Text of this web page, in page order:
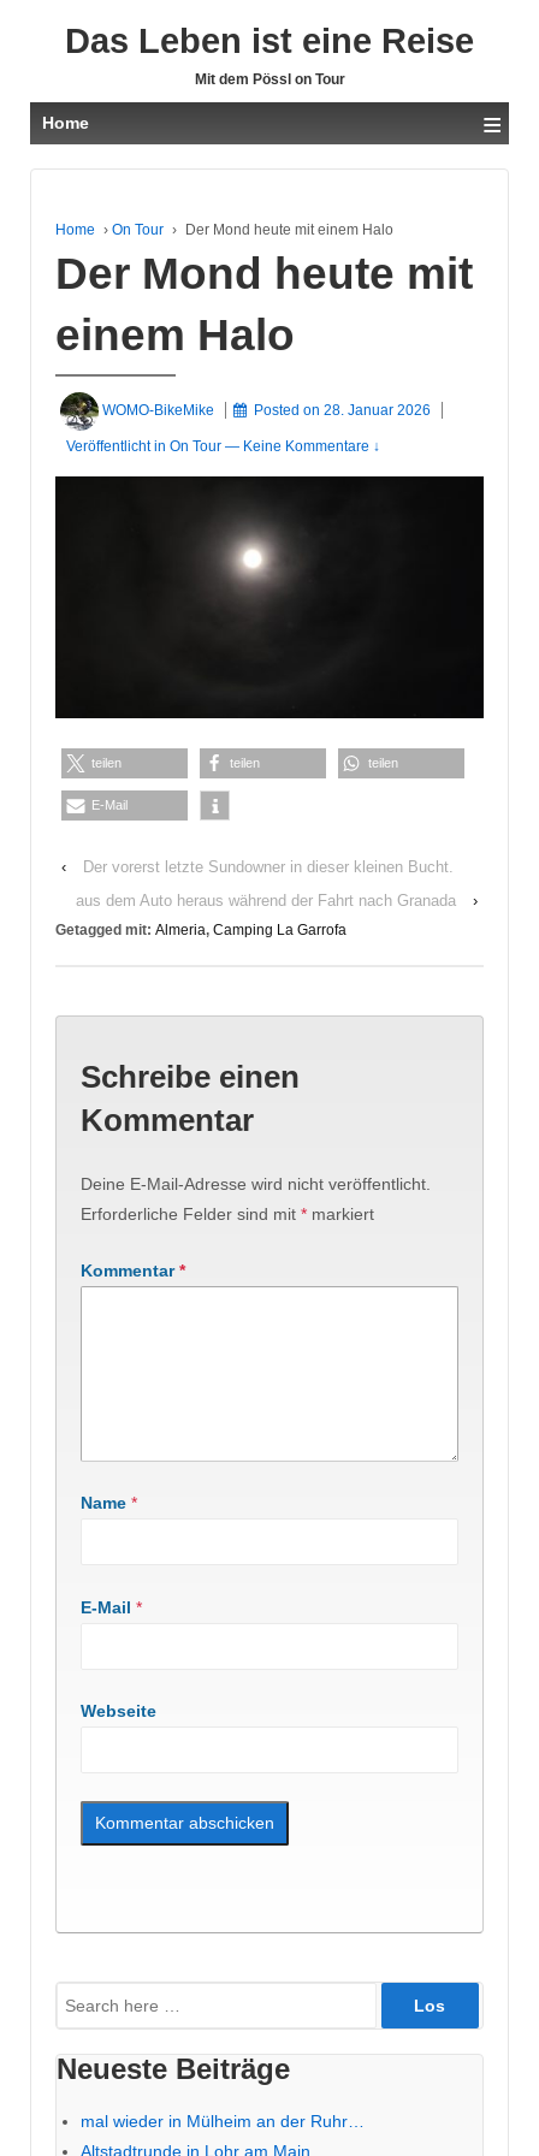
Das Leben ist eine Reise
Mit dem Pössl on Tour
Home ≡
Home › On Tour › Der Mond heute mit einem Halo
Der Mond heute mit
einem Halo
WOMO-BikeMike Posted on28. Januar 2026
Veröffentlicht in On Tour — Keine Kommentare ↓
teilen teilen teilen
E-Mail
‹
Der vorerst letzte Sundowner in dieser kleinen Bucht.
aus dem Auto heraus während der Fahrt nach Granada
›
Getagged mit: Almeria, Camping La Garrofa
Schreibe einen
Kommentar
Deine E-Mail-Adresse wird nicht veröffentlicht.
Erforderliche Felder sind mit * markiert
Kommentar*
Name *
E-Mail *
Webseite
Suche
nach:
Neueste Beiträge
mal wieder in Mülheim an der Ruhr…
Altstadtrunde in Lohr am Main